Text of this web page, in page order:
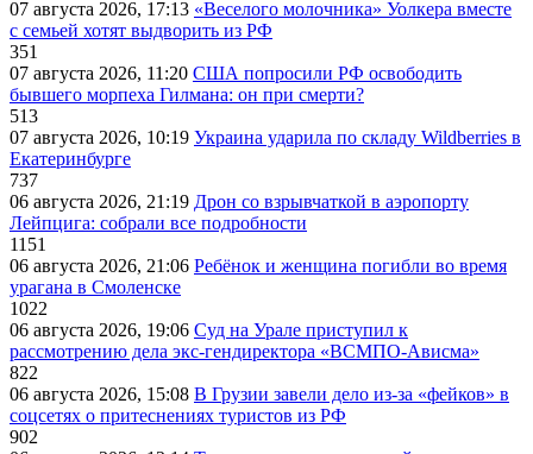
07 августа 2026, 17:13 «Веселого молочника» Уолкера вместе
с семьей хотят выдворить из РФ
351
07 августа 2026, 11:20 США попросили РФ освободить
бывшего морпеха Гилмана: он при смерти?
513
07 августа 2026, 10:19 Украина ударила по складу Wildberries в
Екатеринбурге
737
06 августа 2026, 21:19 Дрон со взрывчаткой в аэропорту
Лейпцига: собрали все подробности
1151
06 августа 2026, 21:06 Ребёнок и женщина погибли во время
урагана в Смоленске
1022
06 августа 2026, 19:06 Суд на Урале приступил к
рассмотрению дела экс-гендиректора «ВСМПО-Ависма»
822
06 августа 2026, 15:08 В Грузии завели дело из-за «фейков» в
соцсетях о притеснениях туристов из РФ
902